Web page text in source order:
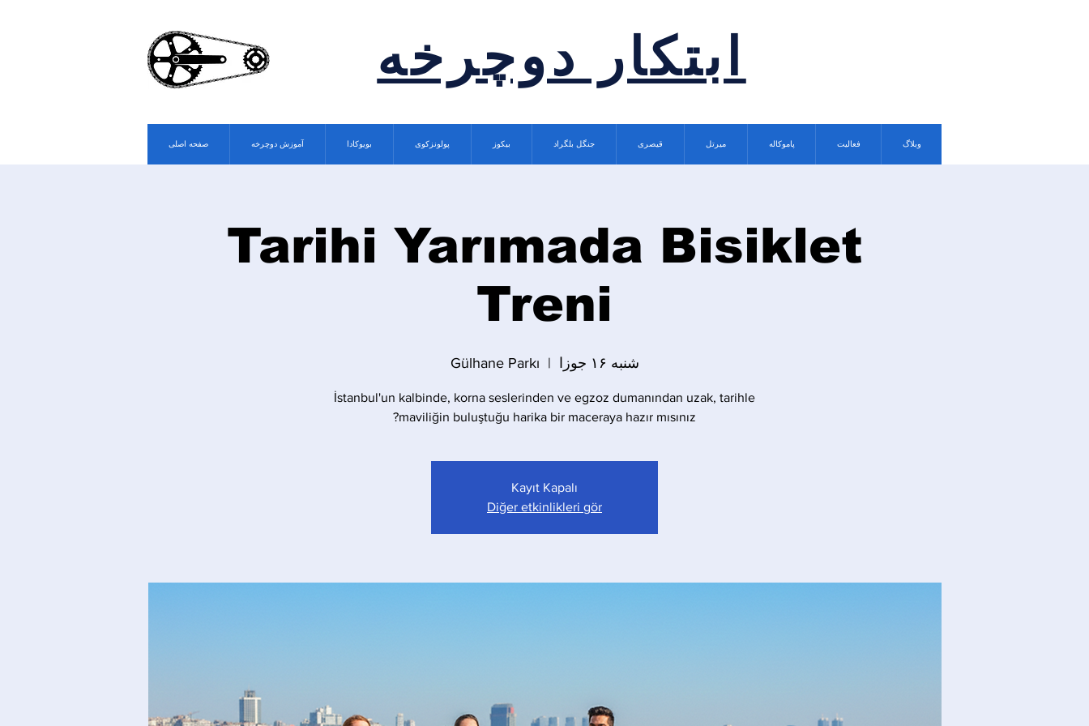
ابتکار دوچرخه
صفحه اصلی آموزش دوچرخه بویوکادا پولونزکوی بیکوز جنگل بلگراد قیصری میرتل پاموکاله فعالیت وبلاگ
Tarihi Yarımada Bisiklet
Treni
شنبه ۱۶ جوزا
  |
Gülhane Parkı
İstanbul'un kalbinde, korna seslerinden ve egzoz dumanından uzak, tarihle
maviliğin buluştuğu harika bir maceraya hazır mısınız?
Kayıt Kapalı
Diğer etkinlikleri gör